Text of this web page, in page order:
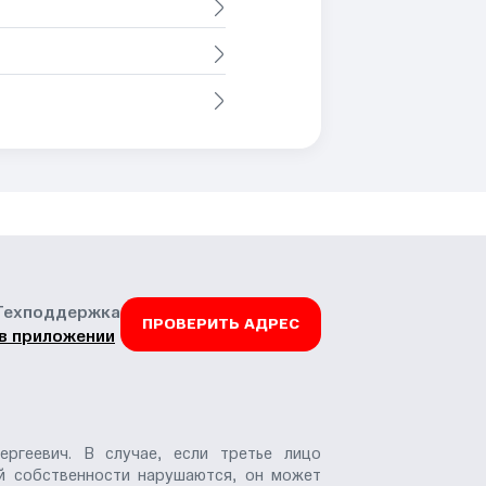
приложении
ПРОВЕРИТЬ АДРЕС
В случае, если третье лицо
собственности нарушаются, он может